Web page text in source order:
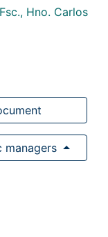
Hno. Carlos
managers